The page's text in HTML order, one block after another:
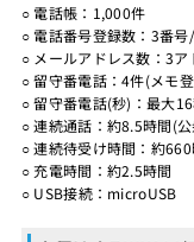
○ 電話帳：1,000件
○ 電話番号登録数：3番号
○ メールアドレス数：3
○ 留守番電話：4件(メモ
○ 留守番電話(秒)：最大
○ 連続通話：約8.5時間(
○ 連続待受け時間：約
○ 充電時間：約2.5時間
○ USB接続：microUSB